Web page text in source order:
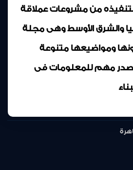
من مشروعات عملاقة
والشرق الأوسط وهى مجلة
ومواضيعها متنوعة
مهم للمعلومات فى